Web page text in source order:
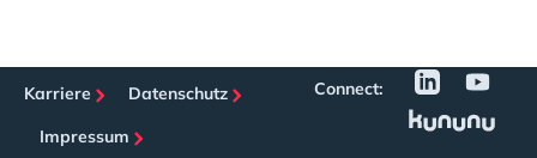
Karriere
Datenschutz
Impressum
Connect: